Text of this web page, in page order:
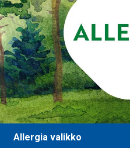
Allergia valikko